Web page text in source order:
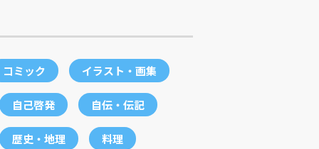
コミック イラスト・画集
自己啓発 自伝・伝記
歴史・地理 料理